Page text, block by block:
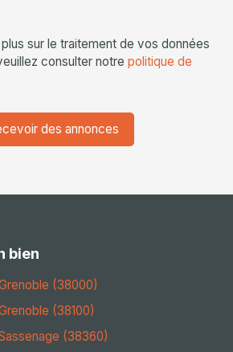
sur le traitement de vos données
consulter notre politique de
des annonces
bien
(38000)
(38100)
(38360)